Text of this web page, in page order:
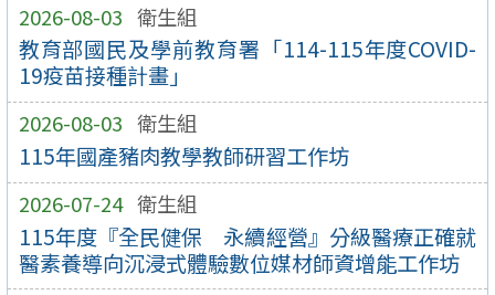
2026-08-03 衛生組
教育部國民及學前教育署「114-115年度COVID-
19疫苗接種計畫」
2026-08-03 衛生組
115年國產豬肉教學教師研習工作坊
2026-07-24 衛生組
115年度『全民健保 永續經營』分級醫療正確就
醫素養導向沉浸式體驗數位媒材師資增能工作坊